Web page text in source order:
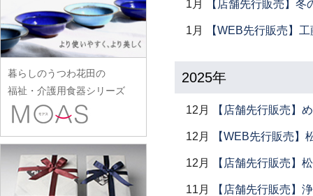
1月 【店舗先行販売】冬
1月 【WEB先行販売】
2025年
12月 【店舗先行販売】
12月 【WEB先行販売】
12月 【店舗先行販売】
11月 【店舗先行販売】
和泉良法
市川知也
伊藤聡信
伊藤孝英
井銅心平
稲村真耶
イム サエム
イレヤガラス
岩舘隆（浄法寺）
工藤和彦
熊谷峻
小泉敦信
こいずみみゆき
古賀雄二郎
小寺暁洋
鈴木涼子
須谷窯
滴生舎
土井康治朗
土井宏友
陶房独歩炎
徳永遊心
富山孝一
土本訓寛・土本久美子
野口悦士
日高直子
ヒヅミ峠舎
樋山真弓
平岡正弘
平林秀幸
廣野俊彦
廣政毅
ふじい製作所
藤崎均
みずのみさ
光井威善
三留舞
宮岡麻衣子
宮崎孝彦
三輪周太郎
武曽健一
村田森
Yu-ten
雪ノ浦裕一
吉岡将弐
吉田学
余宮隆
暮らしのうつわ花田の
福祉・介護用食器シリーズ